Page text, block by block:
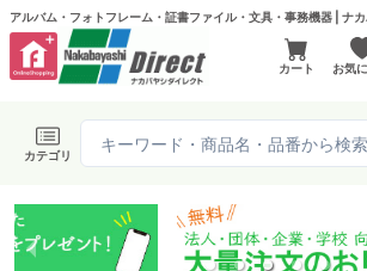
アルバム・フォトフレーム・証書ファイル・文具・事務機器 | ナ
カート お気
カテゴリ